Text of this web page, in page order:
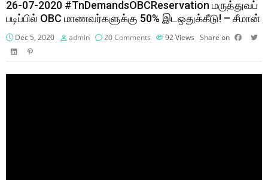
26-07-2020 #TnDemandsOBCReservation மருத்துவப்
படிப்பில் OBC மாணவர்களுக்கு 50% இடஒதுக்கீடு! – சீமான்
Dec 5, 2020 admin 20 Comments 92Views Share on